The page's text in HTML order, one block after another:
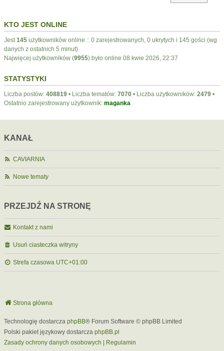
KTO JEST ONLINE
Jest145 użytkowników online :: 0 zarejestrowanych, 0 ukrytych i 145 gości (wg
danych z ostatnich 5 minut)
Najwięcej użytkowników (9955) było online 08 kwie 2026, 22:37
STATYSTYKI
Liczba postów: 408819 • Liczba tematów: 7070 • Liczba użytkowników: 2479 •
Ostatnio zarejestrowany użytkownik: maganka
KANAŁ
CAVIARNIA
Nowe tematy
PRZEJDŹ NA STRONĘ
Kontakt z nami
Usuń ciasteczka witryny
Strefa czasowa UTC+01:00
Strona główna
Technologię dostarcza phpBB® Forum Software © phpBB Limited
Polski pakiet językowy dostarcza phpBB.pl
Zasady ochrony danych osobowych
Regulamin